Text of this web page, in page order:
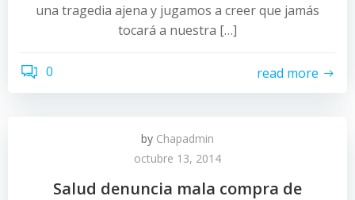
una tragedia ajena y jugamos a creer que jamás
tocará a nuestra […]
0 read more
by Chapadmin
octubre 13, 2014
Salud denuncia mala compra de